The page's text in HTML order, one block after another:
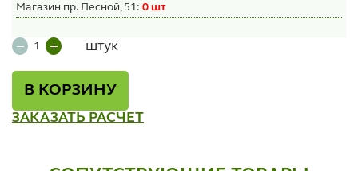
Магазин пр. Лесной, 51: 0 шт
штук
В КОРЗИНУ
ЗАКАЗАТЬ РАСЧЕТ